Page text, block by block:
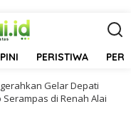
PERISTIWA
Gelar Depati
di Renah Alai